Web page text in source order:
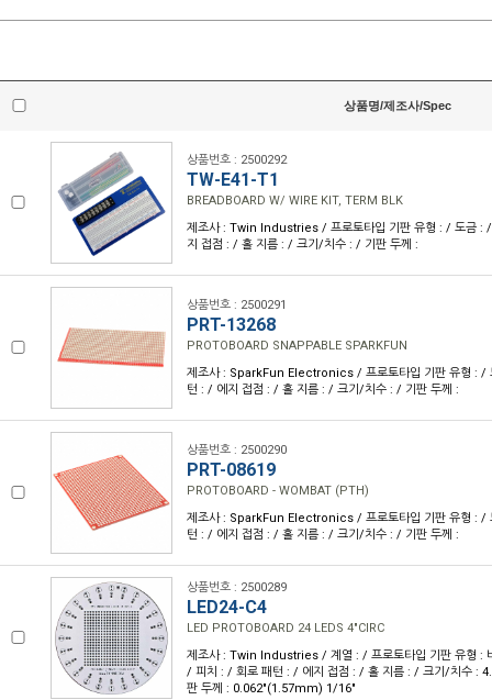
상품명/제조사/Spec
상품번호 : 2500292
TW-E41-T1
BREADBOARD W/ WIRE KIT, TERM BLK
제조사 : Twin Industries / 프로토타입 기판 유형 : / 도금 :
지 접점 : / 홀 지름 : / 크기/치수 : / 기판 두께 :
상품번호 : 2500291
PRT-13268
PROTOBOARD SNAPPABLE SPARKFUN
제조사 : SparkFun Electronics / 프로토타입 기판 유형 : /
턴 : / 에지 접점 : / 홀 지름 : / 크기/치수 : / 기판 두께 :
상품번호 : 2500290
PRT-08619
PROTOBOARD - WOMBAT (PTH)
제조사 : SparkFun Electronics / 프로토타입 기판 유형 : /
턴 : / 에지 접점 : / 홀 지름 : / 크기/치수 : / 기판 두께 :
상품번호 : 2500289
LED24-C4
LED PROTOBOARD 24 LEDS 4"CIRC
제조사 : Twin Industries / 계열 : / 프로토타입 기판 유형 :
/ 피치 : / 회로 패턴 : / 에지 접점 : / 홀 지름 : / 크기/치수 :
판 두께 : 0.062"(1.57mm) 1/16"